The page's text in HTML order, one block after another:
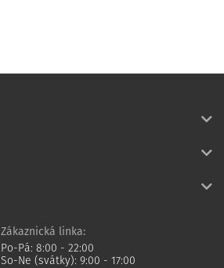
Zákaznická linka:
Po-Pá: 8:00 - 22:00
So-Ne (svátky): 9:00 - 17:00